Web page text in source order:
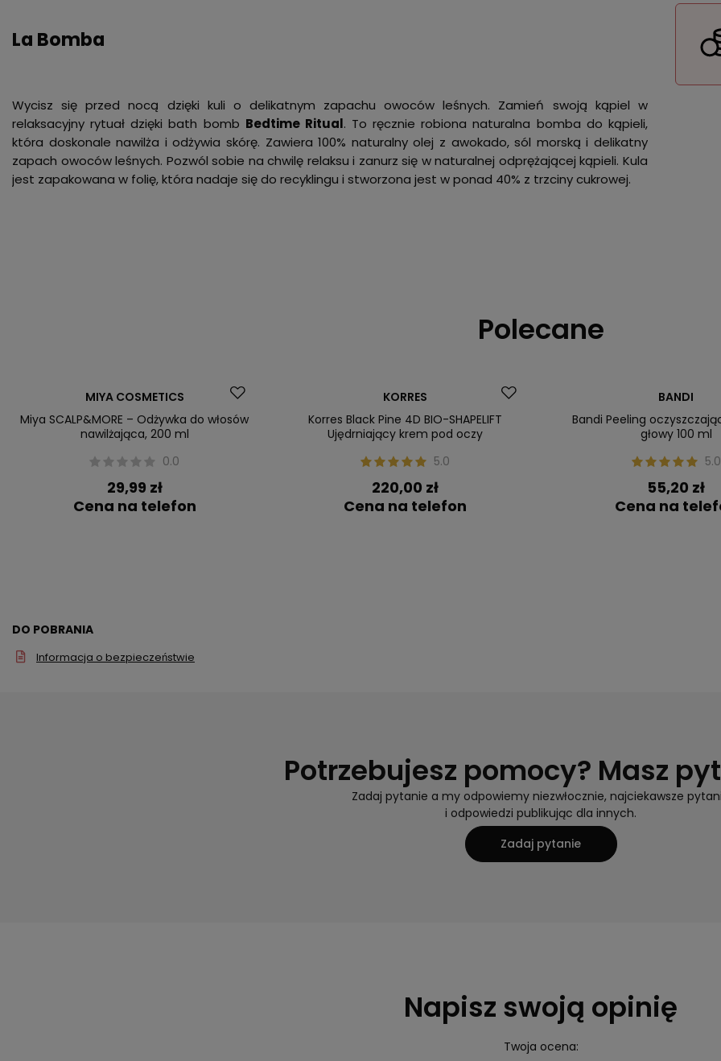
La Bomba
Wycisz się przed nocą dzięki kuli o delikatnym zapachu owoców leśnych. Zamień swoją kąpiel w
relaksacyjny rytuał dzięki bath bomb Bedtime Ritual. To ręcznie robiona naturalna bomba do kąpieli,
która doskonale nawilża i odżywia skórę. Zawiera 100% naturalny olej z awokado, sól morską i delikatny
zapach owoców leśnych. Pozwól sobie na chwilę relaksu i zanurz się w naturalnej odprężającej kąpieli. Kula
jest zapakowana w folię, która nadaje się do recyklingu i stworzona jest w ponad 40% z trzciny cukrowej.
Polecane
MIYA COSMETICS
Miya SCALP&MORE – Odżywka do włosów
nawilżająca, 200 ml
0.0
29,99 zł
Cena na telefon
KORRES
Korres Black Pine 4D BIO-SHAPELIFT
Ujędrniający krem pod oczy
5.0
220,00 zł
Cena na telefon
BANDI
Bandi Peeling
głowy 100 ml
5.0
55,20 zł
Cena na
DO POBRANIA
Informacja o bezpieczeństwie
Potrzebujesz pomocy? Masz
Zadaj pytanie a my odpowiemy niezwłocznie, najciekawsze
i odpowiedzi publikując dla innych.
Zadaj pytanie
Napisz swoją opinię
Twoja ocena: